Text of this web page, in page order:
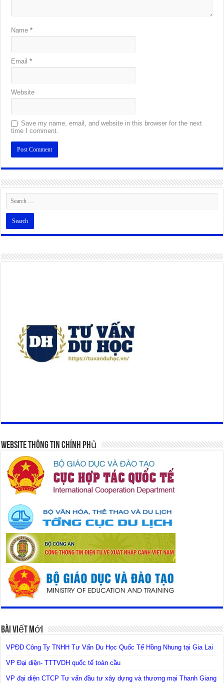
Name*
Email*
Website
Save my name, email, and website in this browser for the next
time I comment.
Alternative:
Website Thông Tin Chính Phủ
Bài Viết Mới
VPĐD Công Ty TNHH Tư Vấn Du Học Quốc Tế Hồng Nhung tại Gia Lai
VP Đại diện- TTTVDH quốc tế toàn cầu
VP đại diện CTCP Tư vấn đầu tư xây dựng và thương mại Thanh Giang